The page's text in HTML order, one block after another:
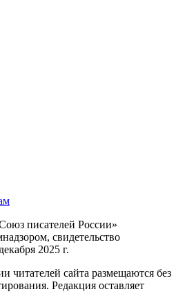
писателей России»
свидетельство
2025 г.
читателей сайта размещаются без
Редакция оставляет